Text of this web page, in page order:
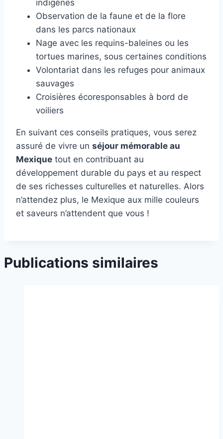
indigènes
Observation de la faune et de la flore
dans les parcs nationaux
Nage avec les requins-baleines ou les
tortues marines, sous certaines conditions
Volontariat dans les refuges pour animaux
sauvages
Croisières écoresponsables à bord de
voiliers
En suivant ces conseils pratiques, vous serez
assuré de vivre un séjour mémorable au
Mexique tout en contribuant au
développement durable du pays et au respect
de ses richesses culturelles et naturelles. Alors
n’attendez plus, le Mexique aux mille couleurs
et saveurs n’attendent que vous !
Publications similaires